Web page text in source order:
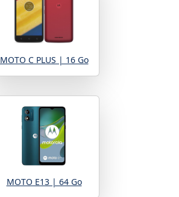
MOTO C PLUS | 16 Go
MOTO E13 | 64 Go